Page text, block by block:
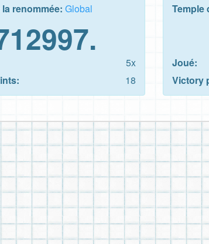
renommée: Global
5x
18
Temple
Joué:
Victory